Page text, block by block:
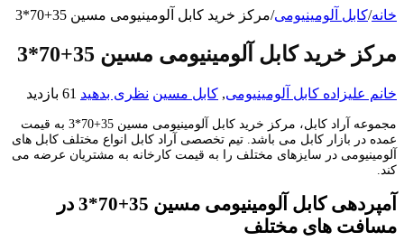
خانه/کابل آلومینیومی/مرکز خرید کابل آلومینیومی مسین 35+70*3
مرکز خرید کابل آلومینیومی مسین 35+70*3
خانم علیزاده کابل آلومینیومی, کابل مسین نظری بدهید 61 بازدید
مجموعه آراد کابل، مرکز خرید کابل آلومینیومی مسین 35+70*3 به قیمت
عمده در بازار کابل می باشد. تیم تخصصی آراد کابل انواع مختلف کابل های
آلومینیومی در سایزهای مختلف را به قیمت کارخانه به مشتریان عرضه می
کند.
آمپردهی کابل آلومینیومی مسین 35+70*3 در
مسافت های مختلف